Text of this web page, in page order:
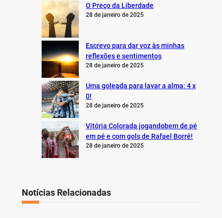
O Preço da Liberdade
28 de janeiro de 2025
Escrevo para dar voz às minhas
reflexões e sentimentos
28 de janeiro de 2025
Uma goleada para lavar a alma: 4 x
0!
28 de janeiro de 2025
Vitória Colorada jogandobem de pé
em pé e com gols de Rafael Borré!
28 de janeiro de 2025
Notícias Relacionadas